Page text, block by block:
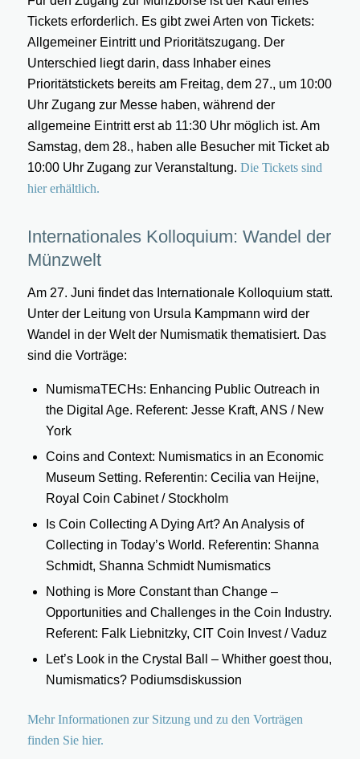
Tickets erforderlich. Es gibt zwei Arten von Tickets:
Allgemeiner Eintritt und Prioritätszugang. Der
Unterschied liegt darin, dass Inhaber eines
Prioritätstickets bereits am Freitag, dem 27., um 10:00
Uhr Zugang zur Messe haben, während der
allgemeine Eintritt erst ab 11:30 Uhr möglich ist. Am
Samstag, dem 28., haben alle Besucher mit Ticket ab
10:00 Uhr Zugang zur Veranstaltung. Die Tickets sind
hier erhältlich.
Internationales Kolloquium: Wandel der
Münzwelt
Am 27. Juni findet das Internationale Kolloquium statt.
Unter der Leitung von Ursula Kampmann wird der
Wandel in der Welt der Numismatik thematisiert. Das
sind die Vorträge:
NumismaTECHs: Enhancing Public Outreach in
the Digital Age. Referent: Jesse Kraft, ANS / New
York
Coins and Context: Numismatics in an Economic
Museum Setting. Referentin: Cecilia van Heijne,
Royal Coin Cabinet / Stockholm
Is Coin Collecting A Dying Art? An Analysis of
Collecting in Today’s World. Referentin: Shanna
Schmidt, Shanna Schmidt Numismatics
Nothing is More Constant than Change –
Opportunities and Challenges in the Coin Industry.
Referent: Falk Liebnitzky, CIT Coin Invest / Vaduz
Let’s Look in the Crystal Ball – Whither goest thou,
Numismatics? Podiumsdiskussion
Mehr Informationen zur Sitzung und zu den Vorträgen
finden Sie hier.